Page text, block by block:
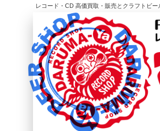
レコード・CD 高価買取・販売とクラフトビ
レコード高価買取はこちら
HOME